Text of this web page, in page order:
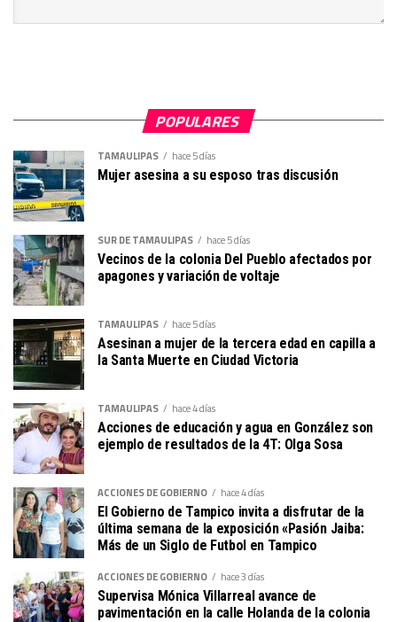
POPULARES
TAMAULIPAS hace 5 días
Mujer asesina a su esposo tras discusión
SUR DE TAMAULIPAS hace 5 días
Vecinos de la colonia Del Pueblo afectados por
apagones y variación de voltaje
TAMAULIPAS hace 5 días
Asesinan a mujer de la tercera edad en capilla a
la Santa Muerte en Ciudad Victoria
TAMAULIPAS hace 4 días
Acciones de educación y agua en González son
ejemplo de resultados de la 4T: Olga Sosa
ACCIONES DE GOBIERNO hace 4 días
El Gobierno de Tampico invita a disfrutar de la
última semana de la exposición «Pasión Jaiba:
Más de un Siglo de Futbol en Tampico
ACCIONES DE GOBIERNO hace 3 días
Supervisa Mónica Villarreal avance de
pavimentación en la calle Holanda de la colonia